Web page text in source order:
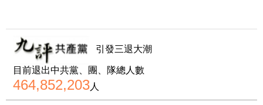
引發三退大潮
目前退出中共黨、團、隊總人數
464,852,203人